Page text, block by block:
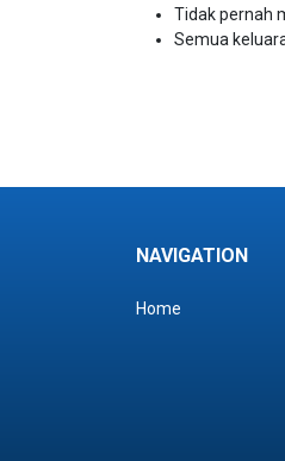
Tidak pernah
Semua
NAVIGATION
Home